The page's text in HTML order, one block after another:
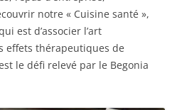
notre « Cuisine santé »,
est d’associer l’art
effets thérapeutiques de
le défi relevé par le Begonia